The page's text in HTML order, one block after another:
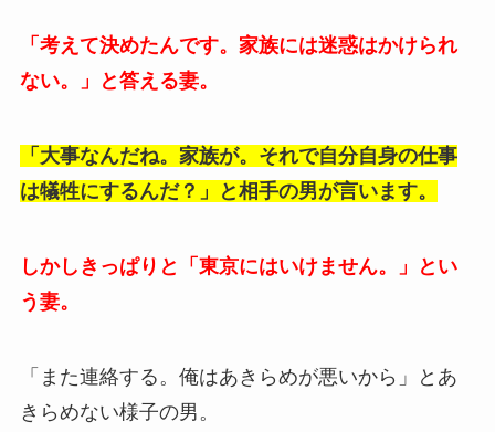
「考えて決めたんです。家族には迷惑はかけられ
ない。」と答える妻。
「大事なんだね。家族が。それで自分自身の仕事
は犠牲にするんだ？」と相手の男が言います。
しかしきっぱりと「東京にはいけません。」とい
う妻。
「また連絡する。俺はあきらめが悪いから」とあ
きらめない様子の男。